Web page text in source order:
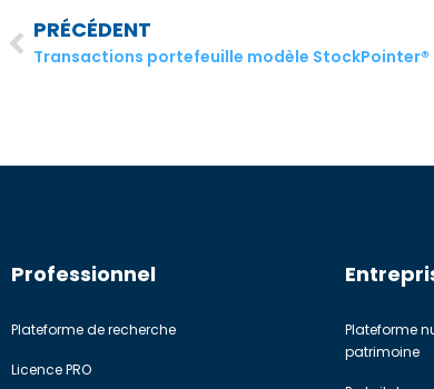
PRÉCÉDENT
Professionnel
Plateforme de recherche
Licence PRO
Plateforme
patrimoine